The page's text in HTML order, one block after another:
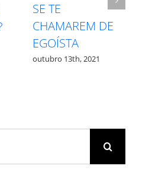
INTUIÇÃO X
MEDO – QUAL É
QUAL?
outubro 12th, 2021